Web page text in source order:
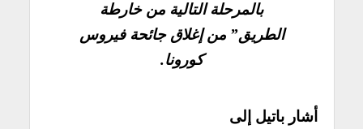
بالمرحلة التالية من خارطة
الطريق” من إغلاق جائحة فيروس
كورونا.
أشار باتيل إلى